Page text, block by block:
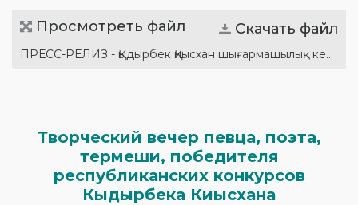
Просмотреть файл Скачать файл
ПРЕСС-РЕЛИЗ - Қыдырбек Қиысхан шығармашылық кеші (каз. рус.).docx
Творческий вечер певца, поэта,
термеши, победителя
республиканских конкурсов
Кыдырбека Киысхана